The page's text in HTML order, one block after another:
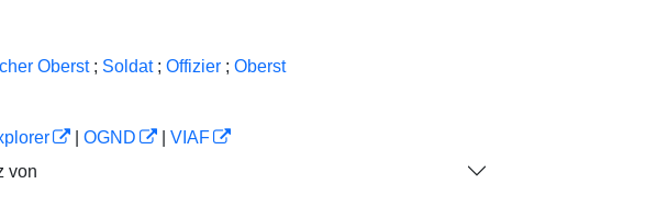
Oberst ; Soldat ; Offizier ; Oberst
OGND
VIAF
von